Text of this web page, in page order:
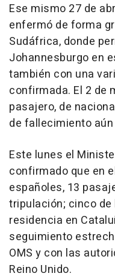
Ese mismo 27 de
enfermó de forma
Sudáfrica, donde
Johannesburgo en
también con una
confirmada. El 2 de
pasajero, de
de fallecimiento
Este lunes el
confirmado que en
españoles, 13
tripulación; cinco
residencia en
seguimiento
OMS y con las
Reino Unido.